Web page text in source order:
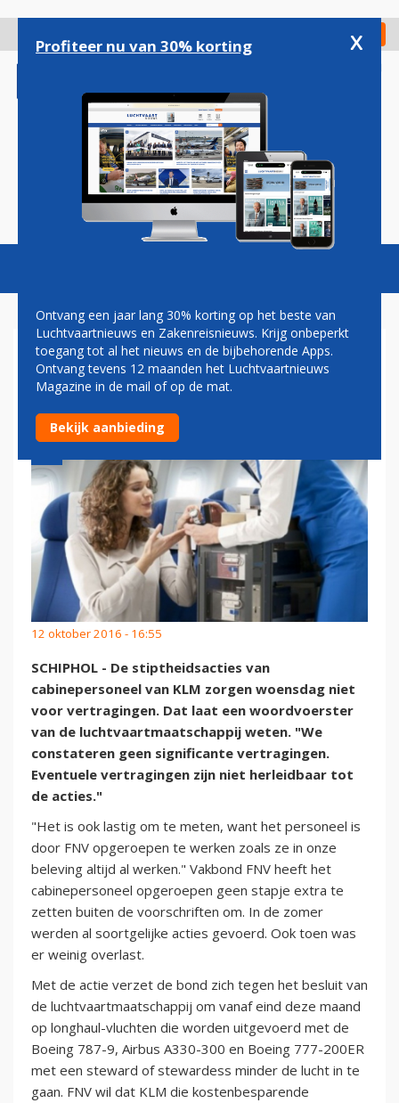
gaan
Check in
Magazine Podcasts Vacatures
GEEN VERTRAGINGEN BIJ KLM
DOOR STIPTHEIDSACTIES
12 oktober 2016 - 16:55
SCHIPHOL - De stiptheidsacties van
cabinepersoneel van KLM zorgen woensdag niet
voor vertragingen. Dat laat een woordvoerster
van de luchtvaartmaatschappij weten. "We
constateren geen significante vertragingen.
Eventuele vertragingen zijn niet herleidbaar tot
de acties."
"Het is ook lastig om te meten, want het personeel is
door FNV opgeroepen te werken zoals ze in onze
beleving altijd al werken." Vakbond FNV heeft het
cabinepersoneel opgeroepen geen stapje extra te
zetten buiten de voorschriften om. In de zomer
werden al soortgelijke acties gevoerd. Ook toen was
er weinig overlast.
Met de actie verzet de bond zich tegen het besluit van
de luchtvaartmaatschappij om vanaf eind deze maand
op longhaul-vluchten die worden uitgevoerd met de
Boeing 787-9, Airbus A330-300 en Boeing 777-200ER
met een steward of stewardess minder de lucht in te
gaan. FNV wil dat KLM die kostenbesparende
Profiteer nu van 30% korting x
Ontvang een jaar lang 30% korting op het beste van
Luchtvaartnieuws en Zakenreisnieuws. Krijg onbeperkt
toegang tot al het nieuws en de bijbehorende Apps.
Ontvang tevens 12 maanden het Luchtvaartnieuws
Magazine in de mail of op de mat.
Bekijk aanbieding